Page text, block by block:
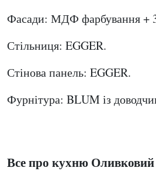
Фасади: МДФ фарбування +
Стільниця: EGGER.
Стінова панель: EGGER.
Фурнітура: BLUM із
Все про кухню